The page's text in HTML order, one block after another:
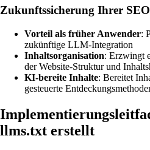
Zukunftssicherung Ihrer
Vorteil als früher Anwender:
zukünftige LLM-Integration
Inhaltsorganisation: Erzwingt
der Website-Struktur und
KI-bereite Inhalte: Bereitet
gesteuerte
llms.txt erstellt